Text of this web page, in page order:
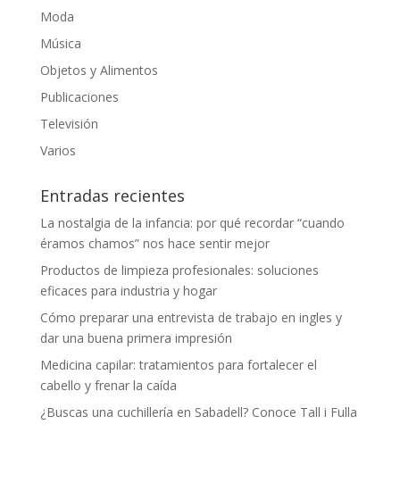
Moda
Música
Objetos y Alimentos
Publicaciones
Televisión
Varios
Entradas recientes
La nostalgia de la infancia: por qué recordar “cuando
éramos chamos” nos hace sentir mejor
Productos de limpieza profesionales: soluciones
eficaces para industria y hogar
Cómo preparar una entrevista de trabajo en ingles y
dar una buena primera impresión
Medicina capilar: tratamientos para fortalecer el
cabello y frenar la caída
¿Buscas una cuchillería en Sabadell? Conoce Tall i Fulla